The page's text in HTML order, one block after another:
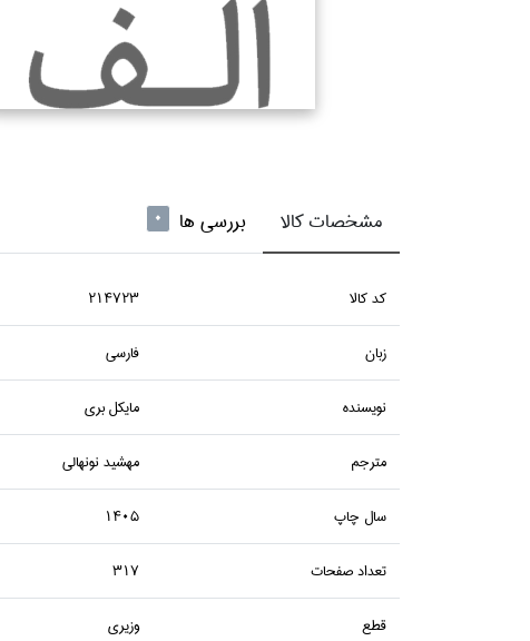
مشخصات کالا بررسی ها 0
كد كالا 214723
زبان فارسي
نويسنده مايكل بري
مترجم مهشيد نونهالي
سال چاپ 1405
تعداد صفحات 317
قطع وزيري